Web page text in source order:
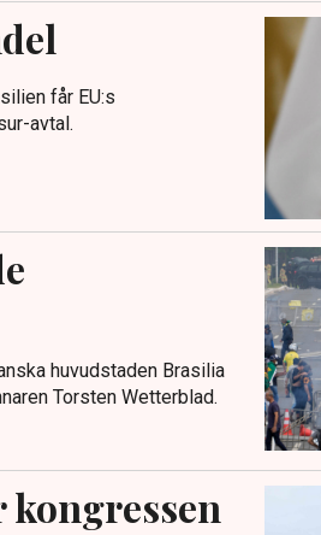
får EU:s
avtal.
huvudstaden Brasilia
Torsten Wetterblad.